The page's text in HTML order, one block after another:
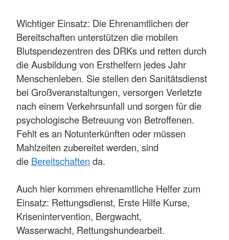
Wichtiger Einsatz: Die Ehrenamtlichen der
Bereitschaften unterstützen die mobilen
Blutspendezentren des DRKs und retten durch
die Ausbildung von Ersthelfern jedes Jahr
Menschenleben. Sie stellen den Sanitätsdienst
bei Großveranstaltungen, versorgen Verletzte
nach einem Verkehrsunfall und sorgen für die
psychologische Betreuung von Betroffenen.
Fehlt es an Notunterkünften oder müssen
Mahlzeiten zubereitet werden, sind
die Bereitschaften da.
Auch hier kommen ehrenamtliche Helfer zum
Einsatz: Rettungsdienst, Erste Hilfe Kurse,
Krisenintervention, Bergwacht,
Wasserwacht, Rettungshundearbeit.